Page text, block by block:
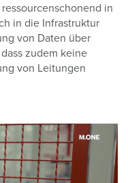
in
in die Infrastruktur
von Daten über
zudem keine
von Leitungen